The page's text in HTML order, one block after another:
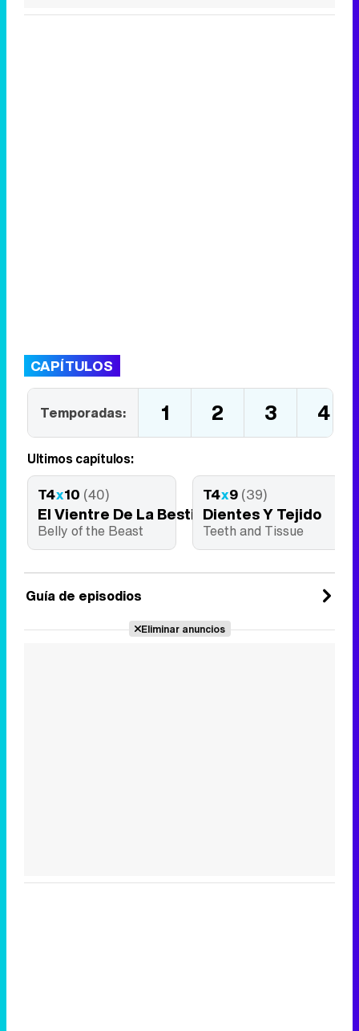
CAPÍTULOS
Temporadas: 1 2 3 4
Últimos capítulos:
T4x10 (40)
El Vientre De La Bestia
Belly of the Beast
T4x9 (39)
Dientes Y Tejido
Teeth and Tissue
Guía de episodios
Eliminar anuncios